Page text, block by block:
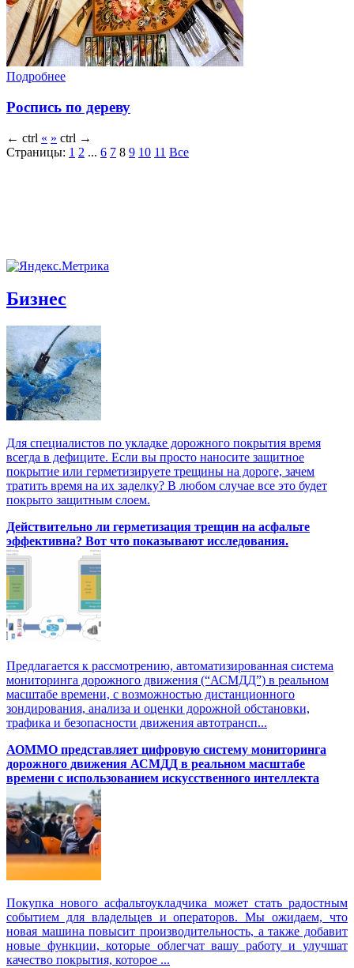
Подробнее
Роспись по дереву
← ctrl « » ctrl →
Страницы: 1 2 ... 6 7 8 9 10 11 Все
Бизнес
Для специалистов по укладке дорожного покрытия время
всегда в дефиците. Если вы просто наносите защитное
покрытие или герметизируете трещины на дороге, зачем
тратить время на их заделку? В любом случае все это будет
покрыто защитным слоем.
Действительно ли герметизация трещин на асфальте
эффективна? Вот что показывают исследования.
Предлагается к рассмотрению, автоматизированная система
мониторинга дорожного движения (“АСМДД”) в реальном
масштабе времени, с возможностью дистанционного
зондирования, анализа и оценки дорожной обстановки,
трафика и безопасности движения автотрансп...
АОММО представляет цифровую cистему мониторинга
дорожного движения АСМДД в реальном масштабе
времени с использованием искусственного интеллекта
Покупка нового асфальтоукладчика может стать радостным
событием для владельцев и операторов. Мы ожидаем, что
новая машина повысит производительность, а также добавит
новые функции, которые облегчат вашу работу и улучшат
качество покрытия, которое ...